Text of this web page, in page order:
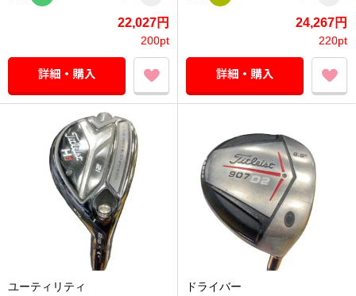
22,027円
200pt
24,267円
220pt
ユーティリティ
ドライバー